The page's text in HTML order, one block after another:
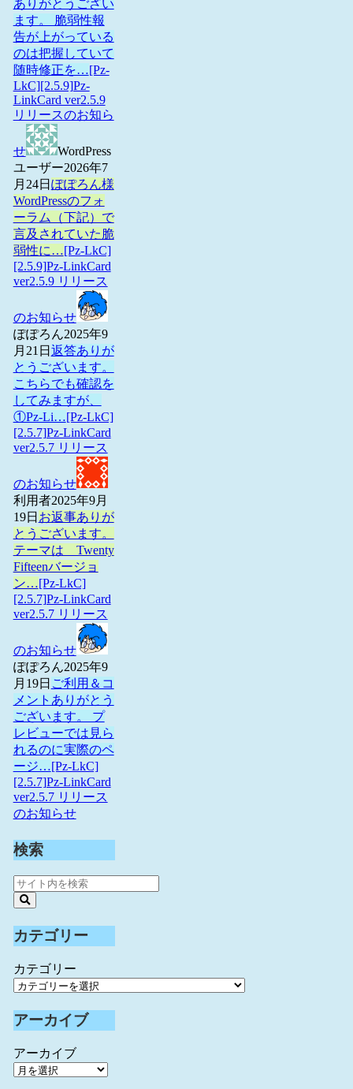
ありがとうござい
ます。 脆弱性報
告が上がっている
のは把握していて
随時修正を…[Pz-
LkC][2.5.9]Pz-
LinkCard ver2.5.9
リリースのお知ら
せ
WordPress
ユーザー2026年7
月24日 ぽぽろん様
WordPressのフォ
ーラム（下記）で
言及されていた脆
弱性に…[Pz-LkC]
[2.5.9]Pz-LinkCard
ver2.5.9 リリース
のお知らせ
ぽぽろん2025年9
月21日 返答ありが
とうございます。
こちらでも確認を
してみますが、
①Pz-Li…[Pz-LkC]
[2.5.7]Pz-LinkCard
ver2.5.7 リリース
のお知らせ
利用者2025年9月
19日 お返事ありが
とうございます。
テーマは Twenty
Fifteenバージョ
ン…[Pz-LkC]
[2.5.7]Pz-LinkCard
ver2.5.7 リリース
のお知らせ
ぽぽろん2025年9
月19日 ご利用＆コ
メントありがとう
ございます。 プ
レビューでは見ら
れるのに実際のペ
ージ…[Pz-LkC]
[2.5.7]Pz-LinkCard
ver2.5.7 リリース
のお知らせ
検索
カテゴリー
カテゴリー
アーカイブ
アーカイブ